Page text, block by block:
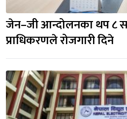
जेन–जी आन्दोलनका थप ८
प्राधिकरणले रोजगारी दिने